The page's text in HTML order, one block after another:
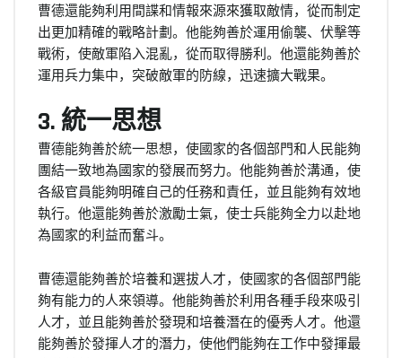
曹德還能夠利用間諜和情報來源來獲取敵情，從而制定
出更加精確的戰略計劃。他能夠善於運用偷襲、伏擊等
戰術，使敵軍陷入混亂，從而取得勝利。他還能夠善於
運用兵力集中，突破敵軍的防線，迅速擴大戰果。
3. 統一思想
曹德能夠善於統一思想，使國家的各個部門和人民能夠
團結一致地為國家的發展而努力。他能夠善於溝通，使
各級官員能夠明確自己的任務和責任，並且能夠有效地
執行。他還能夠善於激勵士氣，使士兵能夠全力以赴地
為國家的利益而奮斗。
曹德還能夠善於培養和選拔人才，使國家的各個部門能
夠有能力的人來領導。他能夠善於利用各種手段來吸引
人才，並且能夠善於發現和培養潛在的優秀人才。他還
能夠善於發揮人才的潛力，使他們能夠在工作中發揮最